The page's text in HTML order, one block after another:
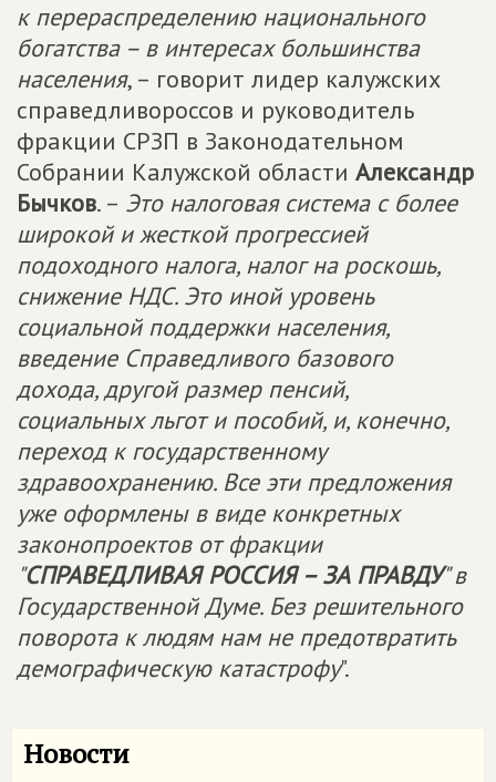
к перераспределению национального
богатства – в интересах большинства
населения, – говорит лидер калужских
справедливороссов и руководитель
фракции СРЗП в Законодательном
Собрании Калужской области Александр
Бычков. – Это налоговая система с более
широкой и жесткой прогрессией
подоходного налога, налог на роскошь,
снижение НДС. Это иной уровень
социальной поддержки населения,
введение Справедливого базового
дохода, другой размер пенсий,
социальных льгот и пособий, и, конечно,
переход к государственному
здравоохранению. Все эти предложения
уже оформлены в виде конкретных
законопроектов от фракции
"СПРАВЕДЛИВАЯ РОССИЯ – ЗА ПРАВДУ" в
Государственной Думе. Без решительного
поворота к людям нам не предотвратить
демографическую катастрофу".
Новости